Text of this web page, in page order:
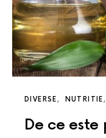
DIVERSE NUTRITIE
De ce